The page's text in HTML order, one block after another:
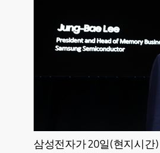
삼성전자가 20일(현지시간